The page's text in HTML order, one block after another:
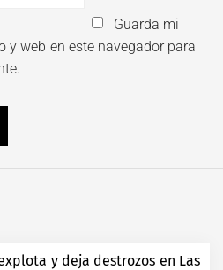
Guarda mi
y web en este navegador para
y deja destrozos en Las